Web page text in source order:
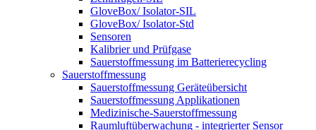
GloveBox/ Isolator-SIL
GloveBox/ Isolator-Std
Sensoren
Kalibrier und Prüfgase
Sauerstoffmessung im Batterierecycling
Sauerstoffmessung
Sauerstoffmessung Geräteübersicht
Sauerstoffmessung Applikationen
Medizinische-Sauerstoffmessung
Raumluftüberwachung - integrierter Sensor